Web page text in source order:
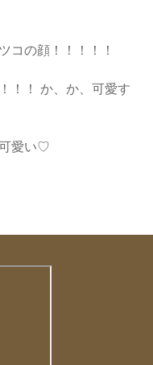
コの顔！！！！！
！！ か、か、可愛す
愛い♡